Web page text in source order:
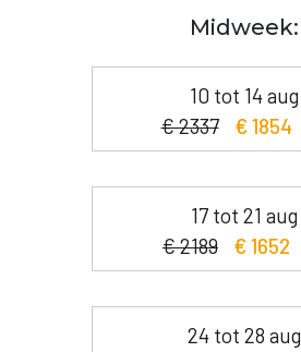
Midweek:
10 tot 14 aug
€ 2337
€ 1854
17 tot 21 aug
€ 2189
€ 1652
24 tot 28 aug